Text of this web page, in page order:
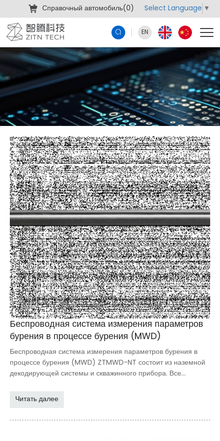
Справочный автомобиль(0) Select Language ▼
EN
Беспроводная система измерения параметров
бурения в процессе бурения (MWD)
Беспроводная система измерения параметров бурения в
процессе бурения (MWD) ZTMWD-NT состоит из наземной
декодирующей системы и скважинного прибора. Все
технологии высокотемпературных многокристальных
модулей (MCM), что обеспечивает превосходную
долговременную надежность и срок службы в условиях
Читать далее